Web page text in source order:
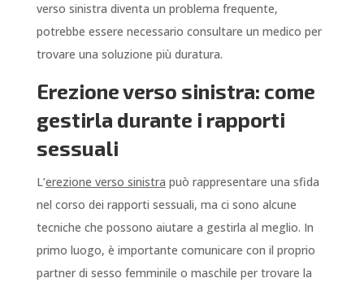
verso sinistra diventa un problema frequente,
potrebbe essere necessario consultare un medico per
trovare una soluzione più duratura.
Erezione verso sinistra: come
gestirla durante i rapporti
sessuali
L’erezione verso sinistra può rappresentare una sfida
nel corso dei rapporti sessuali, ma ci sono alcune
tecniche che possono aiutare a gestirla al meglio. In
primo luogo, è importante comunicare con il proprio
partner di sesso femminile o maschile per trovare la